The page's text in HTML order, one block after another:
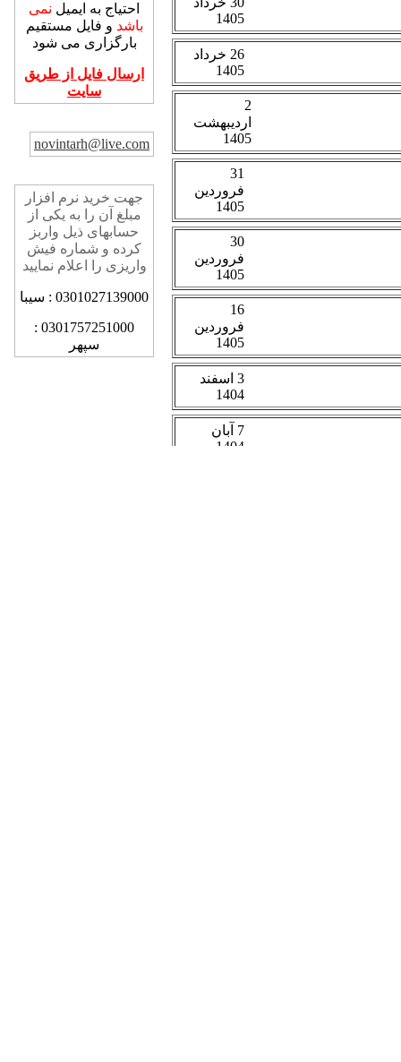
احتیاج به ایمیل نمی
باشد و فایل مستقیم
بارگزاری می شود
ارسال فایل از طریق
سایت
novintarh@live.com
جهت خرید نرم افزار
مبلغ آن را به یکی از
حسابهای ذیل واربز
کرده و شماره فیش
واریزی را اعلام نمایید
0301027139000 : سیبا
0301757251000 :
سپهر